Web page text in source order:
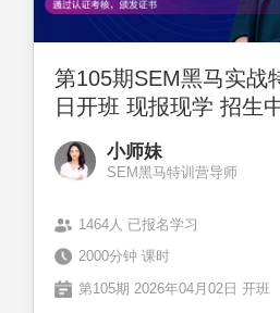
第105期SEM黑马实战
日开班 现报现学 招生中
小师妹
SEM黑马特训营导师
1464人 已报名学习
2000分钟 课时
第105期 2026年04月02日 开班